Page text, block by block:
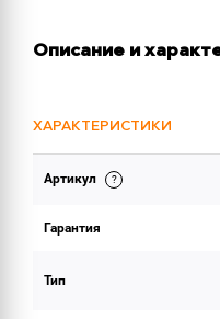
Описание и
ХАРАКТЕРИСТИКИ
ОБЪЕМ ПОСТАВКИ
Артикул
Гарантия
Тип